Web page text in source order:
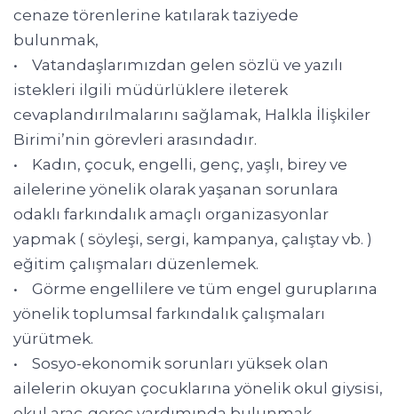
cenaze törenlerine katılarak taziyede
bulunmak,
• Vatandaşlarımızdan gelen sözlü ve yazılı
istekleri ilgili müdürlüklere ileterek
cevaplandırılmalarını sağlamak, Halkla İlişkiler
Birimi’nin görevleri arasındadır.
• Kadın, çocuk, engelli, genç, yaşlı, birey ve
ailelerine yönelik olarak yaşanan sorunlara
odaklı farkındalık amaçlı organizasyonlar
yapmak ( söyleşi, sergi, kampanya, çalıştay vb. )
eğitim çalışmaları düzenlemek.
• Görme engellilere ve tüm engel guruplarına
yönelik toplumsal farkındalık çalışmaları
yürütmek.
• Sosyo-ekonomik sorunları yüksek olan
ailelerin okuyan çocuklarına yönelik okul giysisi,